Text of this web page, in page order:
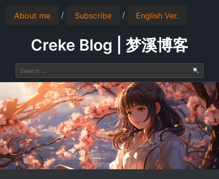
About me / Subscribe / English Ver.
Creke Blog | 梦溪博客